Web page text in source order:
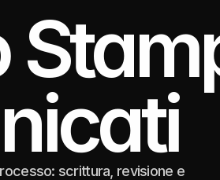
scrittura, revisione e